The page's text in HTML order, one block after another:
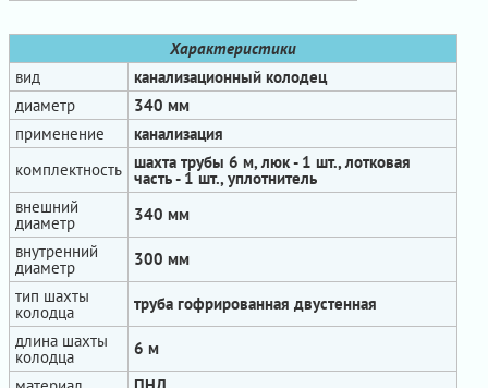
Характеристики
вид
канализационный колодец
диаметр
340 мм
применение
канализация
комплектность шахта трубы 6 м, люк - 1 шт., лотковая
часть - 1 шт., уплотнитель
внешний
диаметр
340 мм
внутренний
диаметр
300 мм
тип шахты
колодца
труба гофрированная двустенная
длина шахты
колодца
6 м